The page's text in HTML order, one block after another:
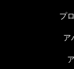
プ
ア